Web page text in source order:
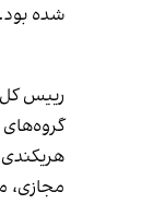
شده بود.
رییس کل
مجازی،